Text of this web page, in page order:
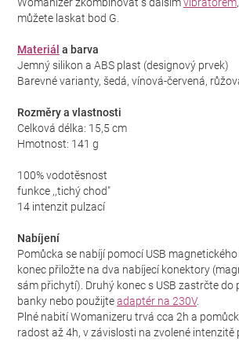
Womanizer zkombinovat s dalšímvibrátorem
můžete laskat bod G.
Materiál a barva
Jemný silikon a ABS plast (designový prvek)
Barevné varianty, šedá, vínová-červená,
Rozměry a vlastnosti
Celková délka: 15,5 cm
Hmotnost: 141 g
100% vodotěsnost
funkce ,,tichý chod"
14 intenzit pulzací
Nabíjení
Pomůcka se nabíjí pomocí USB
konec přiložte na dva nabíjecí konektory
sám přichytí). Druhý konec s USB zastrčte do
banky nebo použijteadaptér na 230V.
Plné nabití Womanizeru trvá cca 2h a
radost až 4h, v závislosti na zvolené intenzitě